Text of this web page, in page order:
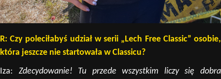
R: Czy poleciłabyś udział w serii „Lech Free Classic” osobie,
która jeszcze nie startowała w Classicu?
Iza: Zdecydowanie! Tu przede wszystkim liczy się dobra